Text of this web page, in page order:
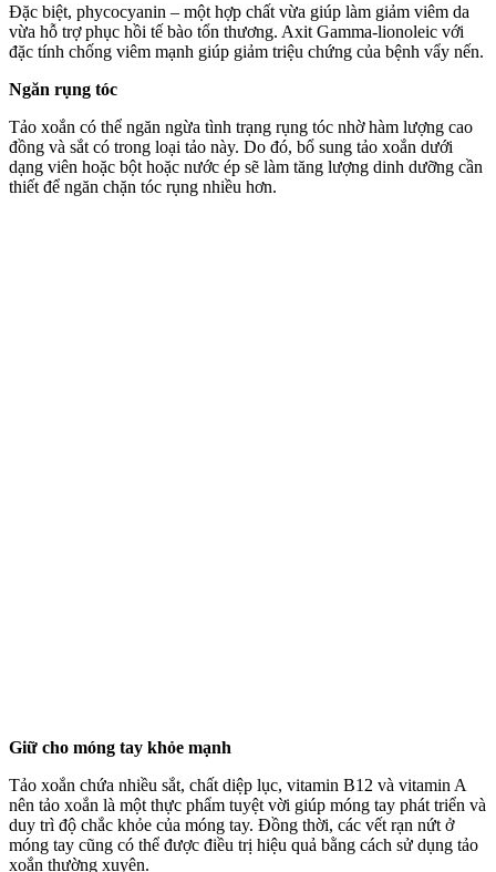
Đặc biệt, phycocyanin – một hợp chất vừa giúp làm giảm viêm da
vừa hỗ trợ phục hồi tế bào tổn thương. Axit Gamma-lionoleic với
đặc tính chống viêm mạnh giúp giảm triệu chứng của bệnh vẩy nến.
Ngăn rụng tóc
Tảo xoắn có thể ngăn ngừa tình trạng rụng tóc nhờ hàm lượng cao
đồng và sắt có trong loại tảo này. Do đó, bổ sung tảo xoắn dưới
dạng viên hoặc bột hoặc nước ép sẽ làm tăng lượng dinh dưỡng cần
thiết để ngăn chặn tóc rụng nhiều hơn.
Giữ cho móng tay khỏe mạnh
Tảo xoắn chứa nhiều sắt, chất diệp lục, vitamin B12 và vitamin A
nên tảo xoắn là một thực phẩm tuyệt vời giúp móng tay phát triển và
duy trì độ chắc khỏe của móng tay. Đồng thời, các vết rạn nứt ở
móng tay cũng có thể được điều trị hiệu quả bằng cách sử dụng tảo
xoắn thường xuyên.